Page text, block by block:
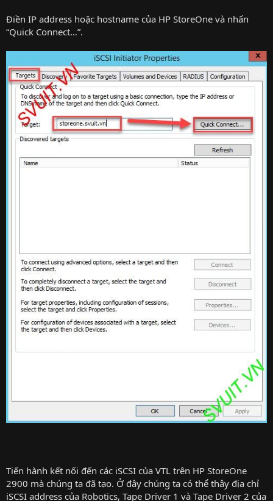
Điền IP address hoặc hostname của HP StoreOne và nhấn
“Quick Connect…”.
Tiến hành kết nối đến các iSCSI của VTL trên HP StoreOne
2900 mà chúng ta đã tạo. Ở đây chúng ta có thể thây địa chỉ
iSCSI address của Robotics, Tape Driver 1 và Tape Driver 2 của